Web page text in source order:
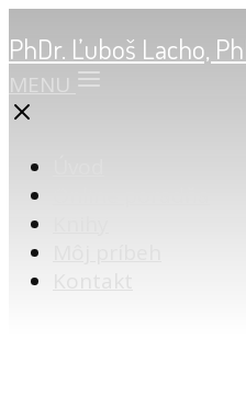
PhDr. Ľuboš Lacho,
MENU